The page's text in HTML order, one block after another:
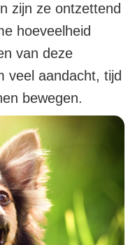
zijn ze ontzettend
hoeveelheid
van deze
veel aandacht, tijd
bewegen.